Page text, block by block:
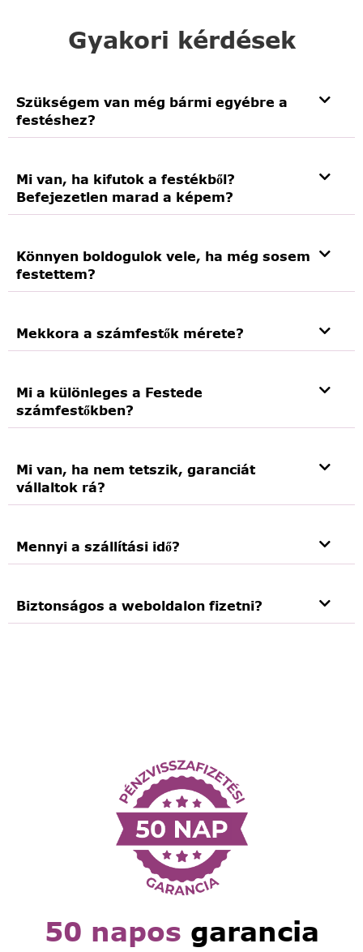
Gyakori kérdések
Szükségem van még bármi egyébre a
festéshez?
Mi van, ha kifutok a festékből?
Befejezetlen marad a képem?
Könnyen boldogulok vele, ha még sosem
festettem?
Mekkora a számfestők mérete?
Mi a különleges a Festede
számfestőkben?
Mi van, ha nem tetszik, garanciát
vállaltok rá?
Mennyi a szállítási idő?
Biztonságos a weboldalon fizetni?
50 napos garancia